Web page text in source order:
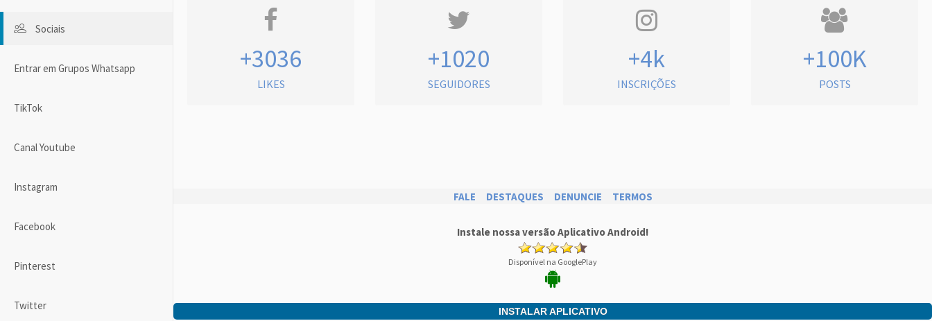
Sociais
Entrar em Grupos Whatsapp
TikTok
Canal Youtube
Instagram
Facebook
Pinterest
Twitter
+3036
LIKES
+1020
SEGUIDORES
+4k
INSCRIÇÕES
+100K
POSTS
FALE DESTAQUES DENUNCIE TERMOS
Instale nossa versão Aplicativo Android!
Disponível na GooglePlay
INSTALAR APLICATIVO